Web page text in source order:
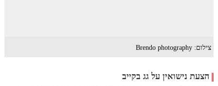
צילום: Brendo photography
הצעת נישואין על גג בקייב